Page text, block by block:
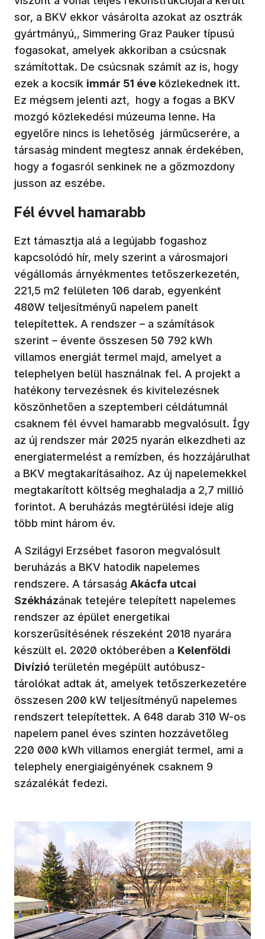
sor, a BKV ekkor vásárolta azokat az osztrák
gyártmányú,, Simmering Graz Pauker típusú
fogasokat, amelyek akkoriban a csúcsnak
számítottak. De csúcsnak számít az is, hogy
ezek a kocsik immár 51 éve közlekednek itt.
Ez mégsem jelenti azt, hogy a fogas a BKV
mozgó közlekedési múzeuma lenne. Ha
egyelőre nincs is lehetőség járműcserére, a
társaság mindent megtesz annak érdekében,
hogy a fogasról senkinek ne a gőzmozdony
jusson az eszébe.
Fél évvel hamarabb
Ezt támasztja alá a legújabb fogashoz
kapcsolódó hír, mely szerint a városmajori
végállomás árnyékmentes tetőszerkezetén,
221,5 m2 felületen 106 darab, egyenként
480W teljesítményű napelem panelt
telepítettek. A rendszer – a számítások
szerint – évente összesen 50 792 kWh
villamos energiát termel majd, amelyet a
telephelyen belül használnak fel. A projekt a
hatékony tervezésnek és kivitelezésnek
köszönhetően a szeptemberi céldátumnál
csaknem fél évvel hamarabb megvalósult. Így
az új rendszer már 2025 nyarán elkezdheti az
energiatermelést a remízben, és hozzájárulhat
a BKV megtakarításaihoz. Az új napelemekkel
megtakarított költség meghaladja a 2,7 millió
forintot. A beruházás megtérülési ideje alig
több mint három év.
A Szilágyi Erzsébet fasoron megvalósult
beruházás a BKV hatodik napelemes
rendszere. A társaság Akácfa utcai
Székházának tetejére telepített napelemes
rendszer az épület energetikai
korszerűsítésének részeként 2018 nyarára
készült el. 2020 októberében a Kelenföldi
Divízió területén megépült autóbusz-
tárolókat adtak át, amelyek tetőszerkezetére
összesen 200 kW teljesítményű napelemes
rendszert telepítettek. A 648 darab 310 W-os
napelem panel éves szinten hozzávetőleg
220 000 kWh villamos energiát termel, ami a
telephely energiaigényének csaknem 9
százalékát fedezi.